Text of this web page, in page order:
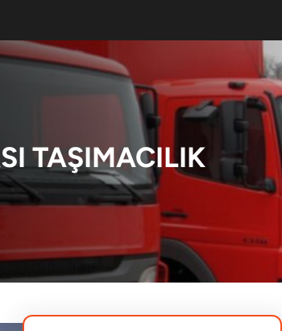
TAŞIMACILIK